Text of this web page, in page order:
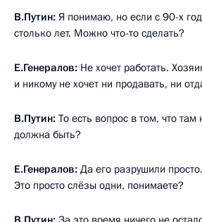
В.Путин: Я понимаю, но если с 90-х
столько лет. Можно что-то сделать?
Е.Генералов: Не хочет работать.
и никому не хочет ни продавать, ни
В.Путин: То есть вопрос в том, что там
должна быть?
Е.Генералов: Да его разрушили
Это просто слёзы одни, понимаете?